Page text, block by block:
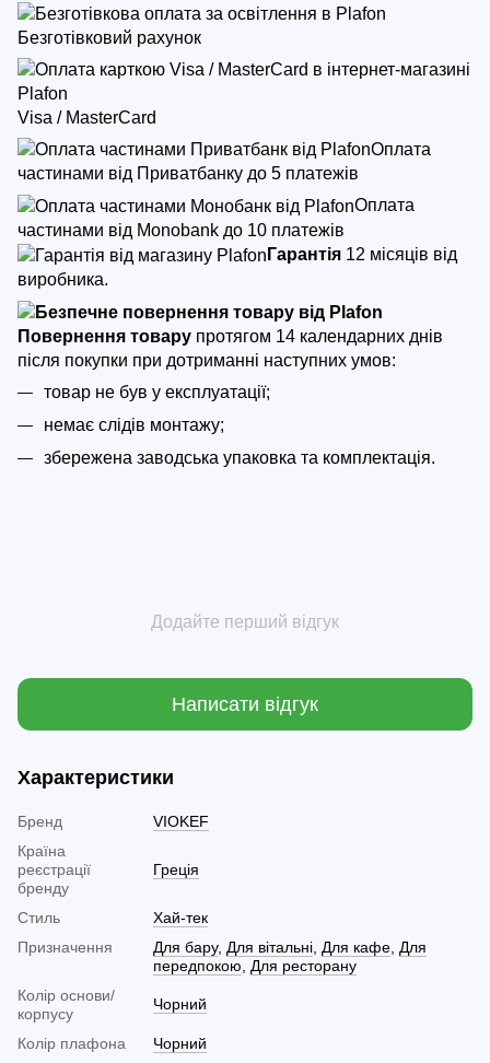
Безготівковий рахунок
Visa / MasterCard
Оплата
частинами від Приватбанку до 5 платежів
Оплата
частинами від Monobank до 10 платежів
Гарантія 12 місяців від
виробника.
Повернення товару протягом 14 календарних днів
після покупки при дотриманні наступних умов:
товар не був у експлуатації;
немає слідів монтажу;
збережена заводська упаковка та комплектація.
Додайте перший відгук
Написати відгук
Характеристики
Бренд
VIOKEF
Країна
реєстрації
бренду
Греція
Стиль
Хай-тек
Призначення
Для бару, Для вітальні, Для кафе, Для
передпокою, Для ресторану
Колір основи/
корпусу
Чорний
Колір плафона
Чорний